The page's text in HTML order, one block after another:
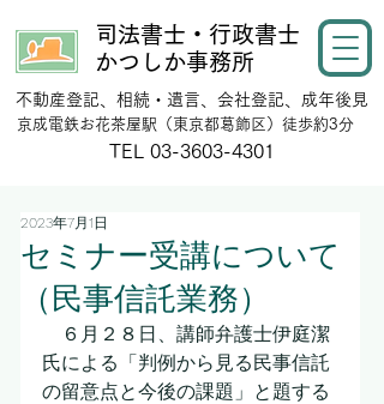
司法書士・行政書士
かつしか事務所
不動産登記、相続・遺言、会社登記、成年後見
​京成電鉄お花茶屋駅（東京都葛飾区）徒歩約3分
​TEL 03-3603-4301
セミナー受講について
（民事信託業務）
2023年7月1日
６月２８日、講師弁護士伊庭潔
氏による「判例から見る民事信託
の留意点と今後の課題」と題する